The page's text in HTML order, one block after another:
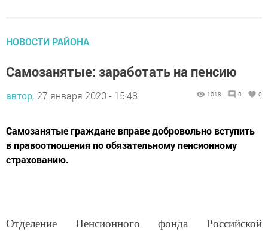
НОВОСТИ РАЙОНА
Самозанятые: заработать на пенсию
автор, 27 января 2020 - 15:48 1018 0 0
Самозанятые граждане вправе добровольно вступить
в правоотношения по обязательному пенсионному
страхованию.
Отделение Пенсионного фонда Российской